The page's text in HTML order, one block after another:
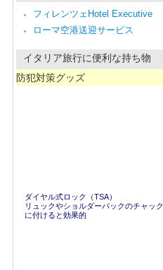
フィレンツェHotel Executive
ローマ空港送迎サービス
イタリア旅行に便利な持ち物
防犯対策グッズ
ダイヤル式ロック（TSA）
リュックやショルダーバックのチャック
に付けると効果的